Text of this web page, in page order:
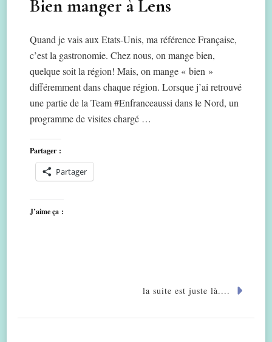
Bien manger à Lens
Quand je vais aux Etats-Unis, ma référence Française,
c’est la gastronomie. Chez nous, on mange bien,
quelque soit la région! Mais, on mange « bien »
différemment dans chaque région. Lorsque j’ai retrouvé
une partie de la Team #Enfranceaussi dans le Nord, un
programme de visites chargé …
Partager :
Partager
J’aime ça :
la suite est juste là....